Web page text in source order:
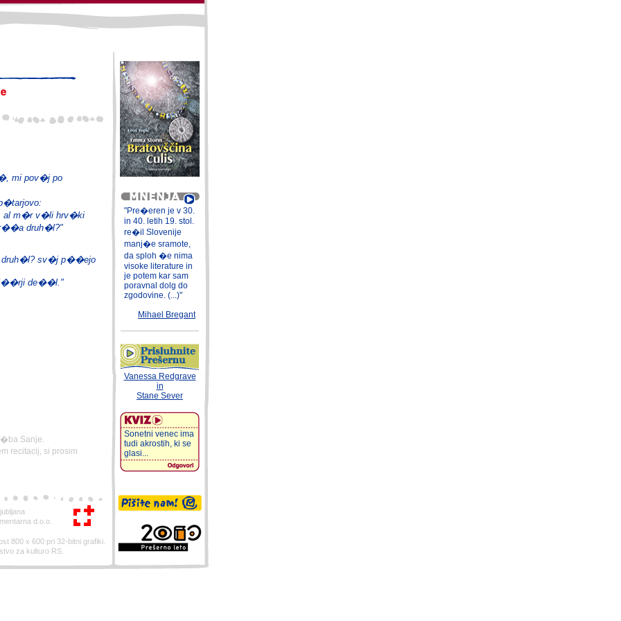
"Pre�eren je v 30.
in 40. letih 19. stol.
re�il Slovenije
manj�e sramote,
da sploh �e nima
visoke literature in
je potem kar sam
poravnal dolg do
zgodovine. (...)"
Mihael Bregant
Vanessa Redgrave
in
Stane Sever
Sonetni venec ima
tudi akrostih, ki se
glasi...
mi pov�j po
al m�r v�li hrv�ki
druh�l?"
sv�j p��ejo
de��l."
Sanje.
recitacij, si prosim
d.o.o.
800 x 600 pri 32-bitni grafiki.
za kulturo RS.